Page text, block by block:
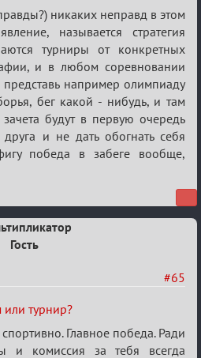
никаких неправд в этом
называется стратегия
турниры от конкретных
и в любом соревновании
например олимпиаду
бег какой - нибудь, и там
будут в первую очередь
друга и не дать обогнать себя
победа в забеге вообще,
Гость
#65
турнир?
Главное победа. Ради
комиссия за тебя всегда